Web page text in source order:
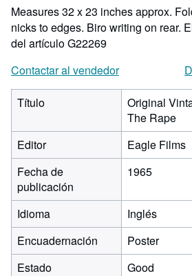
Measures 32 x 23 inches approx.
nicks to edges. Biro writing on rear.
del artículo G22269
Contactar al vendedor
Título
Original
The Rape
Editor
Eagle Films
Fecha de
publicación
1965
Idioma
Inglés
Encuadernación
Poster
Estado
Good